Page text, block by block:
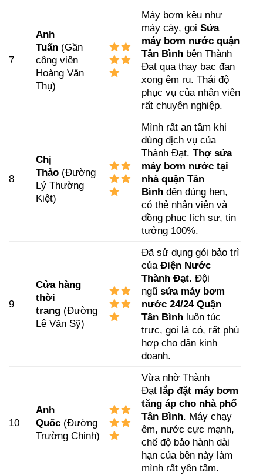
7
Anh
Tuấn (Gần
công viên
Hoàng Văn
Thụ)
Máy bơm kêu như
máy cày, gọiSửa
máy bơm nước quận
Tân Bình bên Thành
Đạt qua thay bạc đạn
xong êm ru. Thái độ
phục vụ của nhân viên
rất chuyên nghiệp.
8
Chị
Thảo (Đường
Lý Thường
Kiệt)
Mình rất an tâm khi
dùng dịch vụ của
Thành Đạt.Thợ sửa
máy bơm nước tại
nhà quận Tân
Bình đến đúng hẹn,
có thẻ nhân viên và
đồng phục lịch sự, tin
tưởng 100%.
9
Cửa hàng
thời
trang (Đường
Lê Văn Sỹ)
Đã sử dụng gói bảo trì
củaĐiện Nước
Thành Đạt. Đội
ngũsửa máy bơm
nước 24/24 Quận
Tân Bình luôn túc
trực, gọi là có, rất phù
hợp cho dân kinh
doanh.
10
Anh
Quốc (Đường
Trường Chinh)
Vừa nhờ Thành
Đạt lắp đặt máy bơm
tăng áp cho nhà phố
Tân Bình. Máy chạy
êm, nước cực mạnh,
chế độ bảo hành dài
hạn của bên này làm
mình rất yên tâm.